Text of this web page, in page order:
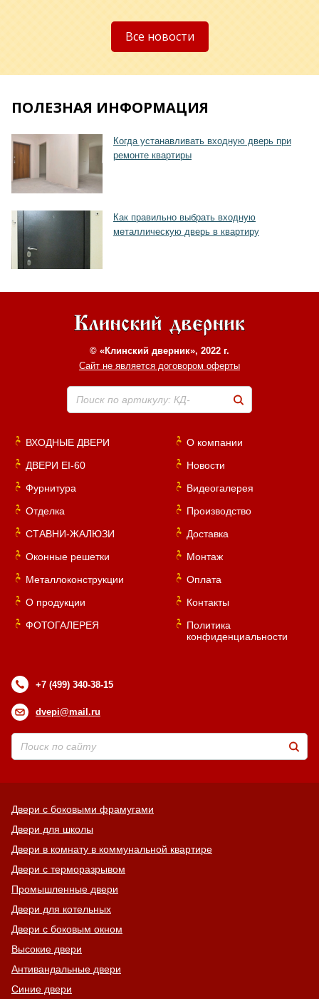
Хочу такую
Все новости
ПОЛЕЗНАЯ ИНФОРМАЦИЯ
Когда устанавливать входную дверь при
ремонте квартиры
Как правильно выбрать входную
металлическую дверь в квартиру
© «Клинский дверник», 2022 г.
Сайт не является договором оферты
Поиск по артикулу: КД-
ВХОДНЫЕ ДВЕРИ
ДВЕРИ EI-60
Фурнитура
Отделка
СТАВНИ-ЖАЛЮЗИ
Оконные решетки
Металлоконструкции
О продукции
ФОТОГАЛЕРЕЯ
О компании
Новости
Видеогалерея
Производство
Доставка
Монтаж
Оплата
Контакты
Политика
конфиденциальности
+7 (499) 340-38-15
dvepi@mail.ru
Двери с боковыми фрамугами
Двери для школы
Двери в комнату в коммунальной квартире
Двери с терморазрывом
Промышленные двери
Двери для котельных
Двери с боковым окном
Высокие двери
Антивандальные двери
Синие двери